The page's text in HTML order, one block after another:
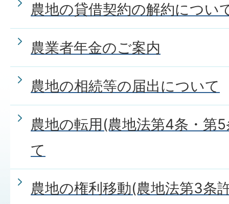
農地の貸借契約の解約につい
農業者年金のご案内
農地の相続等の届出について
農地の転用(農地法第4条・第
て
農地の権利移動(農地法第3条